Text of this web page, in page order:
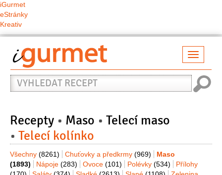
iGurmet
eStránky
Kreativ
Vyhledat
recept
Recepty Maso
Telecí maso
Telecí kolínko
Všechny (8261) Chuťovky a předkrmy (969)
Maso
(1893)
Nápoje (283) Ovoce (101) Polévky (534)
Přílohy